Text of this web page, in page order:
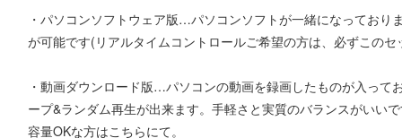
・パソコンソフトウェア版…パソコンソフトが一緒になっており
が可能です(リアルタイムコントロールご希望の方は、必ずこのセ
・動画ダウンロード版…パソコンの動画を録画したものが入って
ープ&ランダム再生が出来ます。手軽さと実質のバランスがいい
容量OKな方はこちらにて。